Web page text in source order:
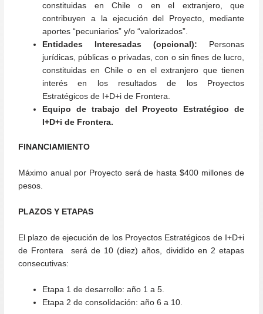
constituidas en Chile o en el extranjero, que
contribuyen a la ejecución del Proyecto, mediante
aportes “pecuniarios” y/o “valorizados”.
Entidades Interesadas (opcional): Personas
jurídicas, públicas o privadas, con o sin fines de lucro,
constituidas en Chile o en el extranjero que tienen
interés en los resultados de los Proyectos
Estratégicos de I+D+i de Frontera.
Equipo de trabajo del Proyecto Estratégico de
I+D+i de Frontera.
FINANCIAMIENTO
Máximo anual por Proyecto será de hasta $400 millones de
pesos.
PLAZOS Y ETAPAS
El plazo de ejecución de los Proyectos Estratégicos de I+D+i
de Frontera será de 10 (diez) años, dividido en 2 etapas
consecutivas:
Etapa 1 de desarrollo: año 1 a 5.
Etapa 2 de consolidación: año 6 a 10.